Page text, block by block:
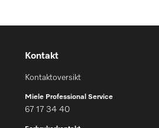
Kontakt
Kontaktoversikt
Miele Professional Service
67 17 34 40